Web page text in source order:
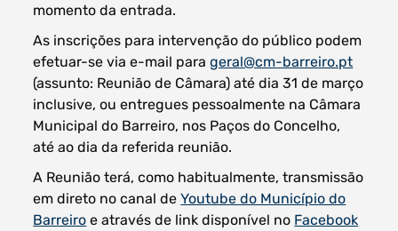
momento da entrada.
As inscrições para intervenção do público podem
efetuar-se via e-mail parageral@cm-barreiro.pt
(assunto: Reunião de Câmara) até dia 31 de março
inclusive, ou entregues pessoalmente na Câmara
Municipal do Barreiro, nos Paços do Concelho,
até ao dia da referida reunião.
A Reunião terá, como habitualmente, transmissão
em direto no canal deYoutube do Município do
Barreiro e através de link disponível no Facebook